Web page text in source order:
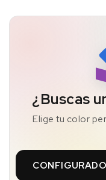
¿Buscas
Elige tu color